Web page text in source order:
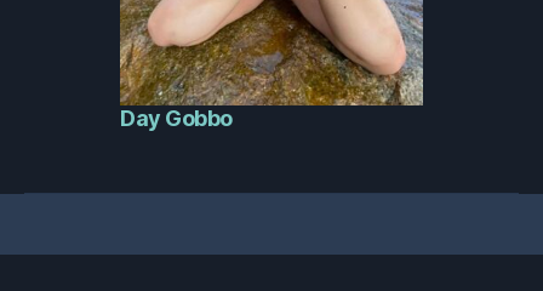
Day Gobbo